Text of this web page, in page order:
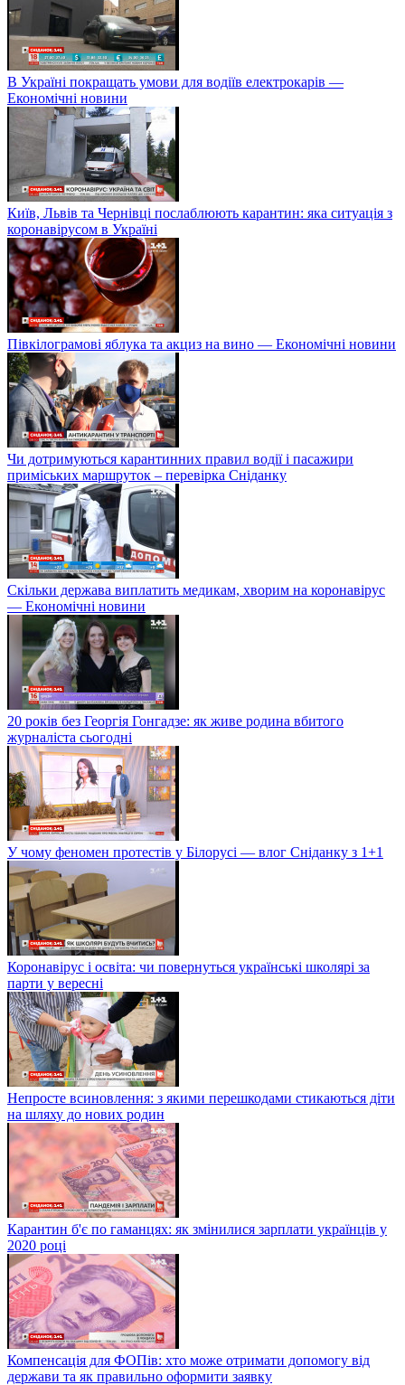
В Україні покращать умови для водіїв електрокарів —
Економічні новини
Київ, Львів та Чернівці послаблюють карантин: яка ситуація з
коронавірусом в Україні
Півкілограмові яблука та акциз на вино — Економічні новини
Чи дотримуються карантинних правил водії і пасажири
приміських маршруток – перевірка Сніданку
Скільки держава виплатить медикам, хворим на коронавірус
— Економічні новини
20 років без Георгія Гонгадзе: як живе родина вбитого
журналіста сьогодні
У чому феномен протестів у Білорусі — влог Сніданку з 1+1
Коронавірус і освіта: чи повернуться українські школярі за
парти у вересні
Непросте всиновлення: з якими перешкодами стикаються діти
на шляху до нових родин
Карантин б'є по гаманцях: як змінилися зарплати українців у
2020 році
Компенсація для ФОПів: хто може отримати допомогу від
держави та як правильно оформити заявку